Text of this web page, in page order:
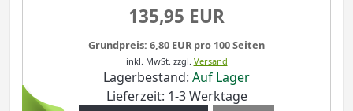
135,95 EUR
Grundpreis: 6,80 EUR pro 100 Seiten
inkl. MwSt. zzgl. Versand
Lagerbestand: Auf Lager
Lieferzeit: 1-3 Werktage